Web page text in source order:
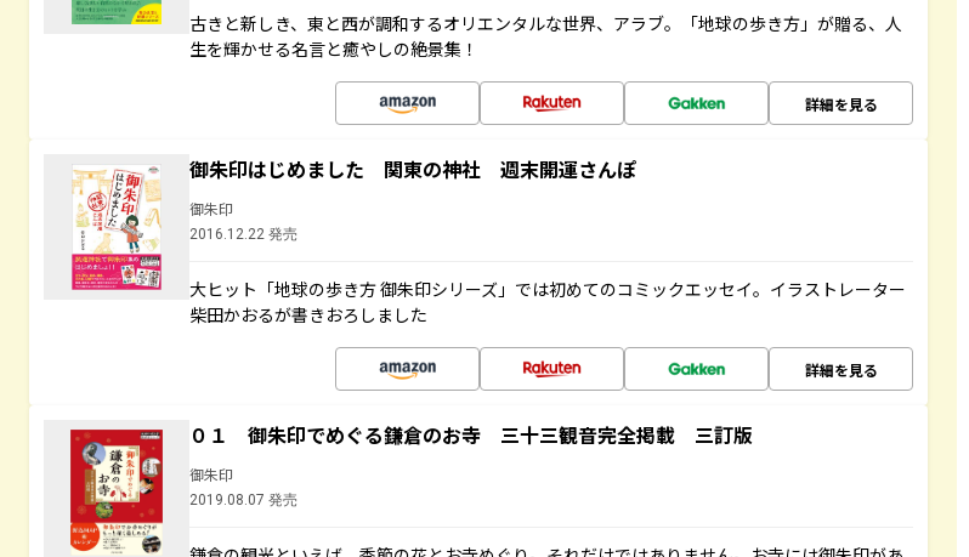
古きと新しき、東と西が調和するオリエンタルな世界、アラブ。「地球の歩き方」が贈る、人
生を輝かせる名言と癒やしの絶景集！
詳細を見る
御朱印はじめました 関東の神社 週末開運さんぽ
御朱印
2016.12.22 発売
大ヒット「地球の歩き方 御朱印シリーズ」では初めてのコミックエッセイ。イラストレーター
柴田かおるが書きおろしました
詳細を見る
０１ 御朱印でめぐる鎌倉のお寺 三十三観音完全掲載 三訂版
御朱印
2019.08.07 発売